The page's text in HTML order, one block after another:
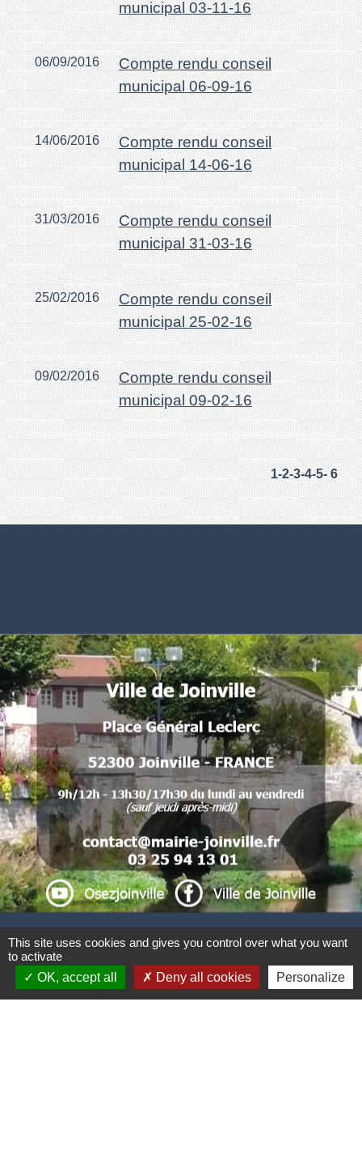
municipal 03-11-16
06/09/2016
Compte rendu conseil
municipal 06-09-16
14/06/2016
Compte rendu conseil
municipal 14-06-16
31/03/2016
Compte rendu conseil
municipal 31-03-16
25/02/2016
Compte rendu conseil
municipal 25-02-16
09/02/2016
Compte rendu conseil
municipal 09-02-16
1-2-3-4-5-6
.
.
.
.
.
.
. .
Liens
CCBJC Communauté de Communes du Bassin
This site uses cookies and gives you control over what you want
to activate
OK, accept all
Deny all cookies Personalize